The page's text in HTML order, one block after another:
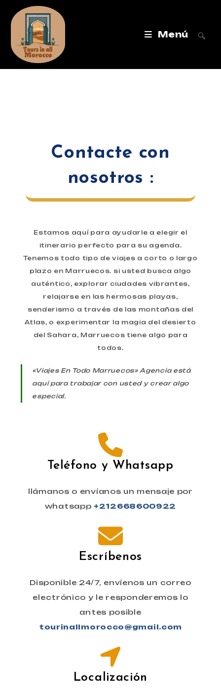
Menú
Contacte con
nosotros :
Estamos aquí para ayudarle a elegir el
itinerario perfecto para su agenda.
Tenemos todo tipo de viajes a corto o largo
plazo en Marruecos. si usted busca algo
auténtico, explorar ciudades vibrantes,
relajarse en las hermosas playas,
senderismo a través de las montañas del
Atlas, o experimentar la magia del desierto
del Sahara, Marruecos tiene algo para
todos.
«Viajes En Todo Marruecos» Agencia está
aquí para trabajar con usted y crear algo
especial.
Teléfono y Whatsapp
llámanos o envíanos un mensaje por
whatsapp +212668600922
Escríbenos
Disponible 24/7, envíenos un correo
electrónico y le responderemos lo
antes posible
tourinallmorocco@gmail.com
Localización